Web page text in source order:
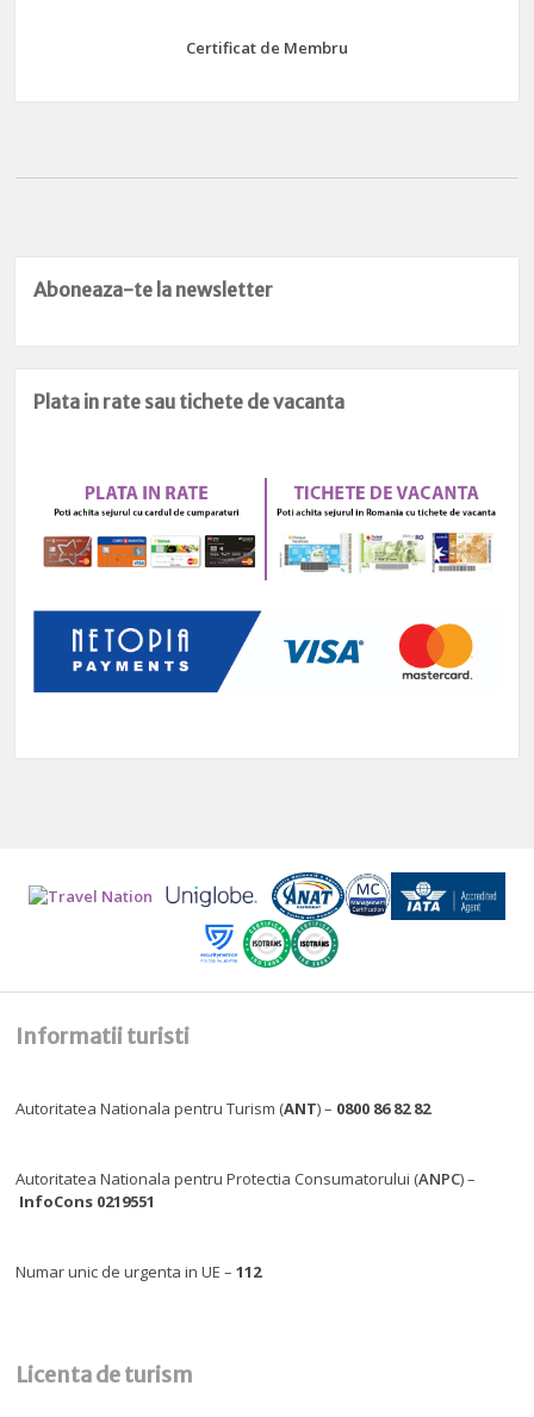
Certificat de Membru
Aboneaza-te la newsletter
Plata in rate sau tichete de vacanta
Informatii turisti
Autoritatea Nationala pentru Turism (ANT) – 0800 86 82 82
Autoritatea Nationala pentru Protectia Consumatorului (ANPC) –
InfoCons 0219551
Numar unic de urgenta in UE –112
Licenta de turism